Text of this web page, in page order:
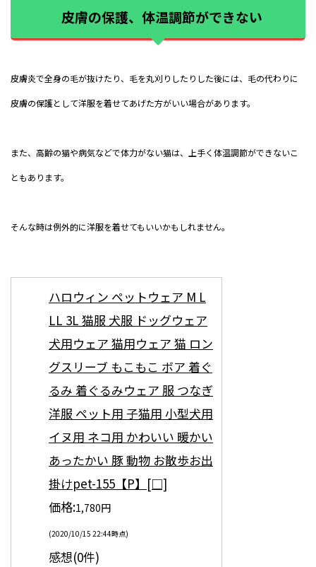
皮膚の保護、体温調節ができない
皮膚炎で全身の毛が抜けたり、毛を丸刈りしたりした後には、毛の代わりに
皮膚の保護として洋服を着せてあげた方がいい場合があります。
また、高齢の猫や病気などで体力がない猫は、上手く体温調節ができないこ
ともあります。
そんな時は例外的に洋服を着せてもいいかもしれません。
ハロウィン ペットウェア M L
LL 3L 猫服 犬服 ドッグウェア
犬用ウェア 猫用ウェア 猫 ロン
グスリーブ もこもこ ボア 着ぐ
るみ 着ぐるみウェア 服 つなぎ
洋服 ペット用 子猫用 小型犬用
イヌ用 ネコ用 かわいい 暖かい
あったかい 豚 動物 お散歩お出
掛けpet-155【P】[□]
価格:1,780円
(2020/10/15 22:44時点)
感想(0件)